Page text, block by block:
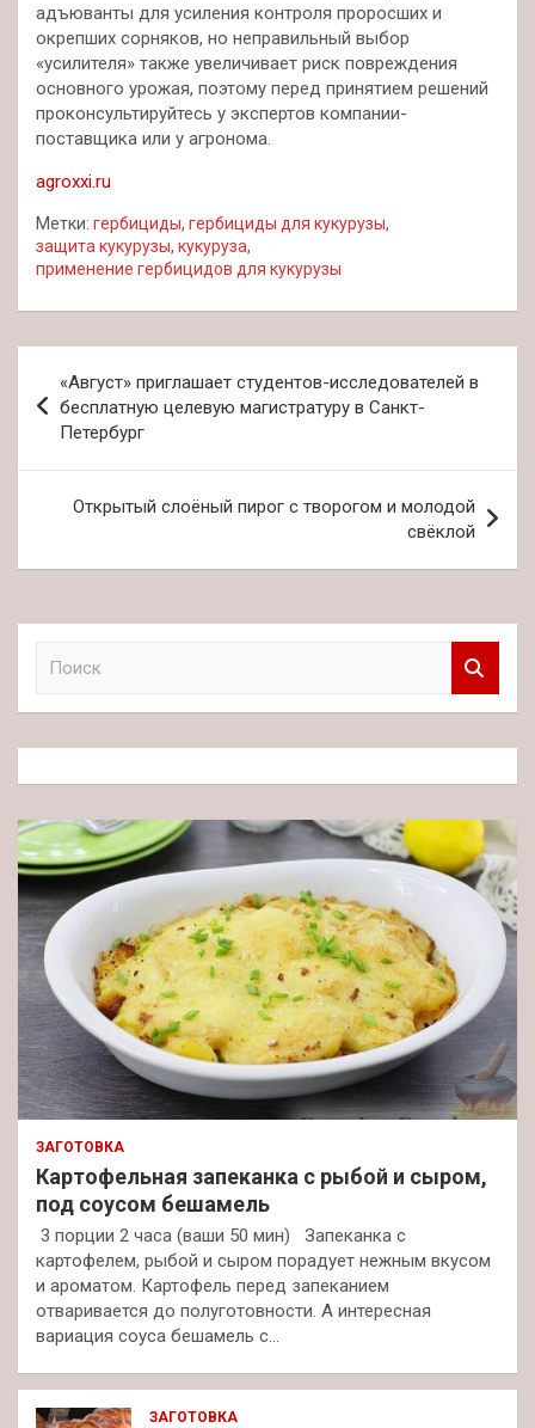
адъюванты для усиления контроля проросших и
окрепших сорняков, но неправильный выбор
«усилителя» также увеличивает риск повреждения
основного урожая, поэтому перед принятием решений
проконсультируйтесь у экспертов компании-
поставщика или у агронома.
agroxxi.ru
Метки: гербициды, гербициды для кукурузы,
защита кукурузы, кукуруза,
применение гербицидов для кукурузы
по
записям
«Август» приглашает студентов-исследователей в
бесплатную целевую магистратуру в Санкт-
Петербург
Открытый слоёный пирог с творогом и молодой
свёклой
к
ЗАГОТОВКА
Картофельная запеканка с рыбой и сыром,
под соусом бешамель
3 порции 2 часа (ваши 50 мин) Запеканка с
картофелем, рыбой и сыром порадует нежным вкусом
и ароматом. Картофель перед запеканием
отваривается до полуготовности. А интересная
вариация соуса бешамель с…
ЗАГОТОВКА